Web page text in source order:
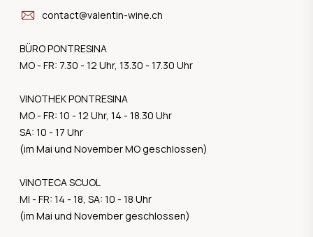
contact@valentin-wine.ch
BÜRO PONTRESINA
MO - FR: 7.30 - 12 Uhr, 13.30 - 17.30 Uhr
VINOTHEK PONTRESINA
MO - FR: 10 - 12 Uhr, 14 - 18.30 Uhr
SA: 10 - 17 Uhr
(im Mai und November MO geschlossen)
VINOTECA SCUOL
MI - FR: 14 - 18, SA: 10 - 18 Uhr
(im Mai und November geschlossen)